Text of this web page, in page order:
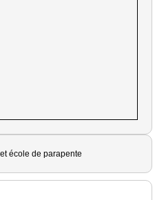
école de parapente